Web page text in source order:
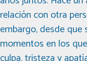
relación con otra
embargo, desde que
momentos en los